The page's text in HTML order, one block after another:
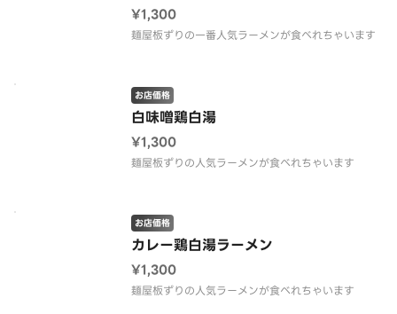
¥1,300
麺屋板ずりの一番人気ラーメンが食べれちゃいます
白味噌鶏白湯
お店価格
¥1,300
麺屋板ずりの人気ラーメンが食べれちゃいます
カレー鶏白湯ラーメン
お店価格
¥1,300
麺屋板ずりの人気ラーメンが食べれちゃいます